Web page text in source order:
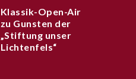
Klassik-Open-Air
zu Gunsten der
„Stiftung unser
Lichtenfels“